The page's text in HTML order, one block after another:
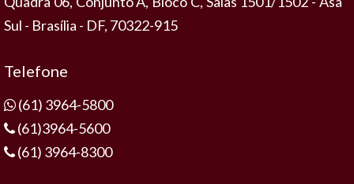
Sul - Brasília - DF, 70322-915
Telefone
(61) 3964-5800
(61)3964-5600
(61) 3964-8300